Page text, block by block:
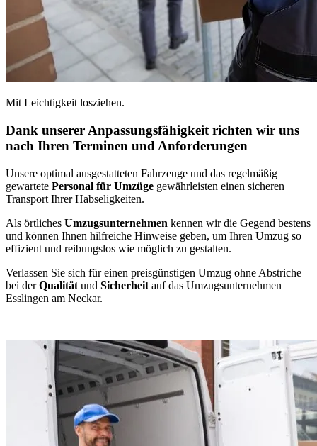
Mit Leichtigkeit losziehen.
Dank unserer Anpassungsfähigkeit richten wir uns
nach Ihren Terminen und Anforderungen
Unsere optimal ausgestatteten Fahrzeuge und das regelmäßig
gewartete Personal für Umzüge gewährleisten einen sicheren
Transport Ihrer Habseligkeiten.
Als örtliches Umzugsunternehmen kennen wir die Gegend bestens
und können Ihnen hilfreiche Hinweise geben, um Ihren Umzug so
effizient und reibungslos wie möglich zu gestalten.
Verlassen Sie sich für einen preisgünstigen Umzug ohne Abstriche
bei derQualität und Sicherheit auf das Umzugsunternehmen
Esslingen am Neckar.